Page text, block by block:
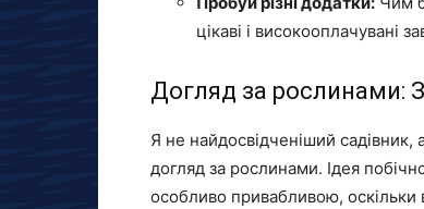
цікаві і високооплачувані
Догляд за рослинами:
Я не найдосвідченіший
догляд за рослинами. Ідея
особливо привабливою, оскільки